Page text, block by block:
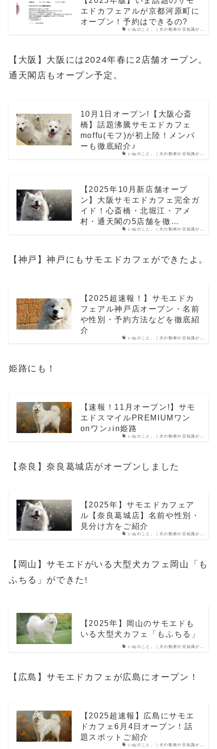
いぬのこと。｜犬の動画や豆知識が…
エドカフェアルが京都河原町に
オープン！予約はできるの?
【大阪】大阪には2024年春に2店舗オープン。
通天閣店もオープン予定。
いぬのこと。｜犬の動画や豆知識が…
10月1日オープン!【大阪心斎
橋】話題沸騰サモエドカフェ
moffu(モフ)が初上陸！メンバ
ーも徹底紹介♪
いぬのこと。｜犬の動画や豆知識が…
【2025年10月新店舗オープ
ン】大阪サモエドカフェ完全ガ
イド！心斎橋・北堀江・アメ
村・通天閣の5店舗を徹…
【神戸】神戸にもサモエドカフェができたよ。
いぬのこと。｜犬の動画や豆知識が…
【2025超速報！】サモエドカ
フェアル神戸店オープン・名前
や性別・予約方法などを徹底紹
介
姫路にも！
いぬのこと。｜犬の動画や豆知識が…
【速報！11月オープン!】サモ
エドスマイルPREMIUMワン
onワン♪in姫路
【奈良】奈良葛城店がオープンしました
いぬのこと。｜犬の動画や豆知識が…
【2025年】サモエドカフェア
ル【奈良葛城店】名前や性別・
見分け方をご紹介
【岡山】サモエドがいる大型犬カフェ岡山「も
ふちる」ができた!
いぬのこと。｜犬の動画や豆知識が…
【2025年】岡山のサモエドも
いる大型犬カフェ「もふちる」
【広島】サモエドカフェが広島にオープン！
いぬのこと。｜犬の動画や豆知識が…
【2025超速報】広島にサモエ
ドカフェ6月4日オープン！話
題スポットご紹介